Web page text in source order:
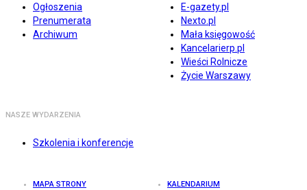
Ogłoszenia
Prenumerata
Archiwum
E-gazety.pl
Nexto.pl
Mała księgowość
Kancelarierp.pl
Wieści Rolnicze
Życie Warszawy
NASZE WYDARZENIA
Szkolenia i konferencje
MAPA STRONY KALENDARIUM